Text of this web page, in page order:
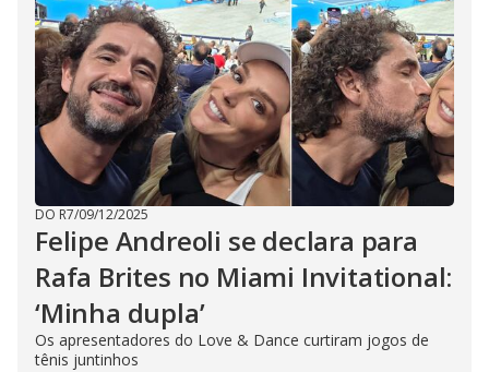
DO R7/09/12/2025
Felipe Andreoli se declara para
Rafa Brites no Miami Invitational:
‘Minha dupla’
Os apresentadores do Love & Dance curtiram jogos de
tênis juntinhos